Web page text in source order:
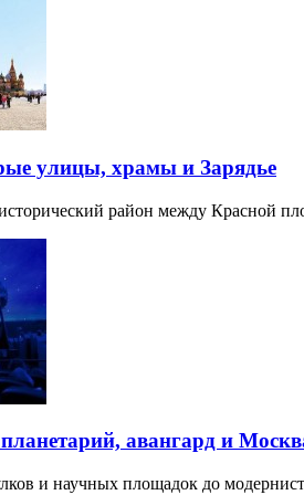
улицы, храмы и Зарядье
район между Красной
авангард и
и научных площадок до